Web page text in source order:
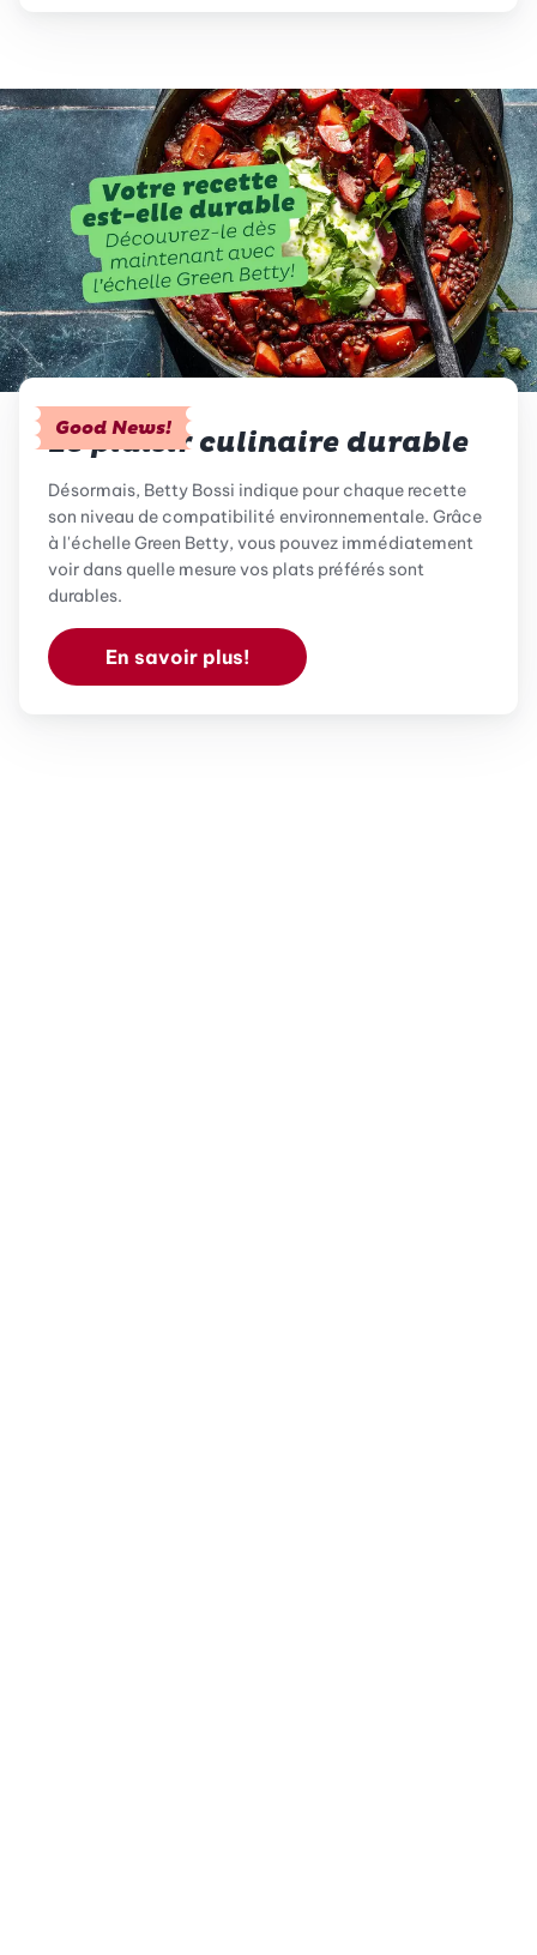
Good News!
Le plaisir culinaire durable
Désormais, Betty Bossi indique pour chaque recette
son niveau de compatibilité environnementale. Grâce
à l'échelle Green Betty, vous pouvez immédiatement
voir dans quelle mesure vos plats préférés sont
durables.
En savoir plus!